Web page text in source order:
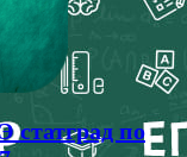
статград по